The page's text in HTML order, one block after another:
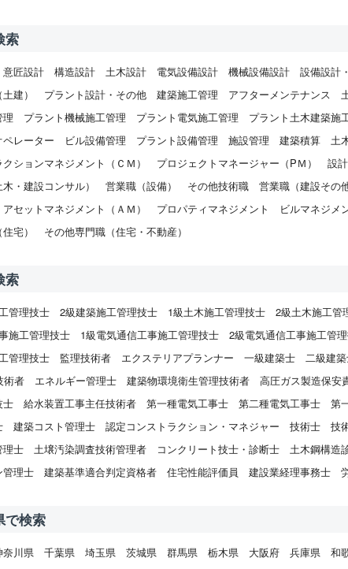
索
意匠設計 構造設計 土木設計 電気設備設計 機械設備設計 設備設計
建）
プラント設計・その他 建築施工管理 アフターメンテナンス
理
プラント機械施工管理 プラント電気施工管理 プラント土木建築施
レーター
ビル設備管理 プラント設備管理 施設管理 建築積算 土
ションマネジメント（ＣＭ）
プロジェクトマネージャー（PＭ） 設
・建設コンサル）
営業職（設備） その他技術職 営業職（建設その他
アセットマネジメント（ＡＭ） プロパティマネジメント ビルマネジメ
宅）
その他専門職（住宅・不動産）
索
管理技士 2級建築施工管理技士 1級土木施工管理技士 2級土木施工管
施工管理技士
1級電気通信工事施工管理技士 2級電気通信工事施工管
管理技士
監理技術者 エクステリアプランナー 一級建築士 二級建
術者
エネルギー管理士 建築物環境衛生管理技術者 高圧ガス製造保安
士
給水装置工事主任技術者 第一種電気工事士 第二種電気工事士 第
建築コスト管理士 認定コンストラクション・マネジャー 技術士 技
理士
土壌汚染調査技術管理者 コンクリート技士・診断士 土木鋼構造
管理士
建築基準適合判定資格者 住宅性能評価員 建設業経理事務士
で検索
奈川県 千葉県 埼玉県 茨城県 群馬県 栃木県 大阪府 兵庫県 和